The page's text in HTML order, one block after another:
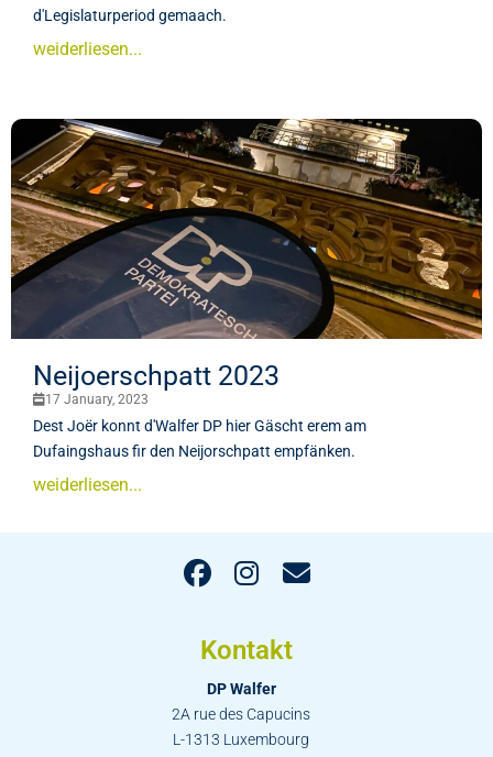
d'Legislaturperiod gemaach.
weiderliesen...
Neijoerschpatt 2023
17 January, 2023
Dest Joër konnt d'Walfer DP hier Gäscht erem am
Dufaingshaus fir den Neijorschpatt empfänken.
weiderliesen...
Kontakt
DP Walfer
2A rue des Capucins
L-1313 Luxembourg